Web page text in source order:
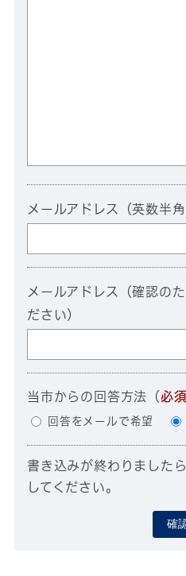
メールアドレス（英数半角
メールアドレス（確認の
ださい）
当市からの回答方法 （必須
回答をメールで希望
書き込みが終わりました
してください。
確